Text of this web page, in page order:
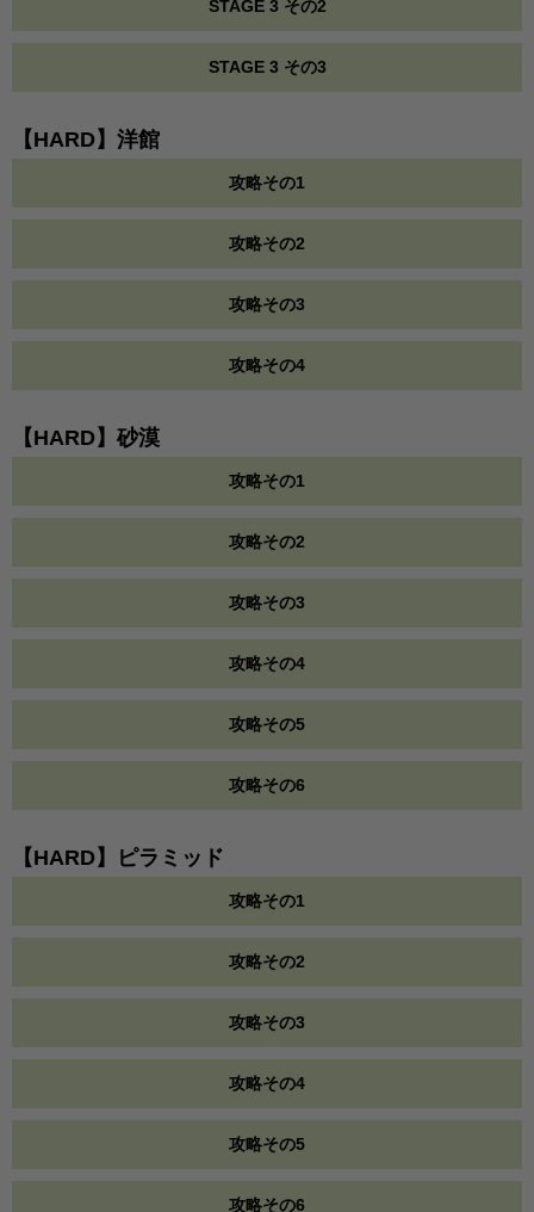
STAGE 3 その2
STAGE 3 その3
【HARD】洋館
攻略その1
攻略その2
攻略その3
攻略その4
【HARD】砂漠
攻略その1
攻略その2
攻略その3
攻略その4
攻略その5
攻略その6
【HARD】ピラミッド
攻略その1
攻略その2
攻略その3
攻略その4
攻略その5
攻略その6